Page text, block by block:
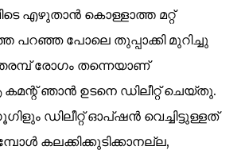
എഴുതാന്‍ കൊള്ളാത്ത മറ്റ്
പറഞ്ഞ പോലെ തുപ്പാക്കി മുറിച്ചു
രോഗം തന്നെയാണ്
ഞാന്‍ ഉടനെ ഡിലീറ്റ് ചെയ്തു.
ഡിലീറ്റ് ഓപ്ഷന്‍ വെച്ചിട്ടുള്ളത്
കലക്കിക്കുടിക്കാനല്ല,